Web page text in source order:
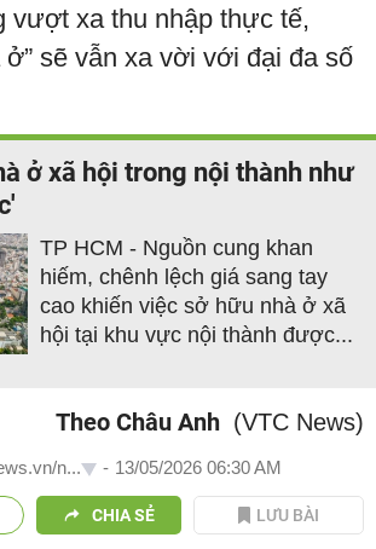
vượt xa thu nhập thực tế,
ở” sẽ vẫn xa vời với đại đa số
ở xã hội trong nội thành như
TP HCM - Nguồn cung khan
hiếm, chênh lệch giá sang tay
cao khiến việc sở hữu nhà ở xã
hội tại khu vực nội thành được...
Theo Châu Anh (VTC News)
n... - 13/05/2026 06:30 AM
CHIA SẺ LƯU BÀI